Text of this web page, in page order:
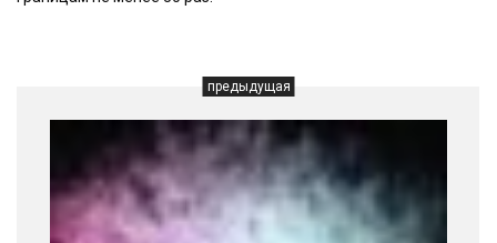
предыдущая